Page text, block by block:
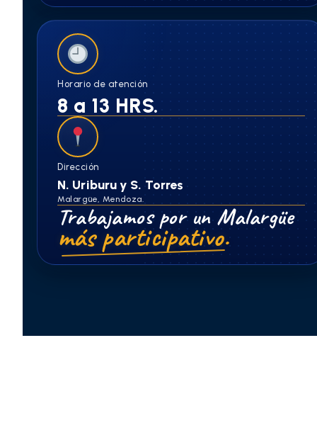
Horario de atención
8 a 13 HRS.
Dirección
N. Uriburu y S. Torres
Malargüe, Mendoza.
Trabajamos por un Malargüe
más participativo.